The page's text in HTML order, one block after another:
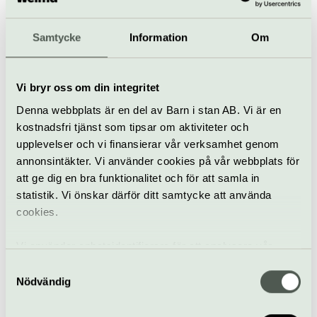
Samtycke Information Om
Vi bryr oss om din integritet
Denna webbplats är en del av Barn i stan AB. Vi är en
kostnadsfri tjänst som tipsar om aktiviteter och
upplevelser och vi finansierar vår verksamhet genom
annonsintäkter. Vi använder cookies på vår webbplats för
att ge dig en bra funktionalitet och för att samla in
statistik. Vi önskar därför ditt samtycke att använda
cookies.
Vi använder enhetsidentifierare för att analysera vår
samt tillhandahålla funktioner för sociala medier. Vi
vidarebefordrar även sådana identifierare och annan
information från din enhet till de sociala medier och
Nödvändig
Konsert Körsång
Kulturhuset Stadsteatern
Musikteater Utomhus
Min Leander
23 augusti Gratis
Parkteatern – en del av
Kulturhuset Stadsteatern
Jam/Improvisation
26 augusti Gratis